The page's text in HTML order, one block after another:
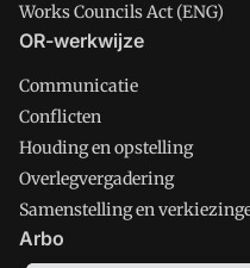
Works Councils Act (ENG)
OR-werkwijze
Communicatie
Conflicten
Houding en opstelling
Overlegvergadering
Samenstelling en
Arbo